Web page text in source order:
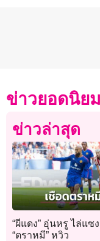
ข่าวยอดนิย
ข่าวล่าสุด
“ผีแดง” อุ่นหรู ไล่แซ
“ตราหมี” หวิว